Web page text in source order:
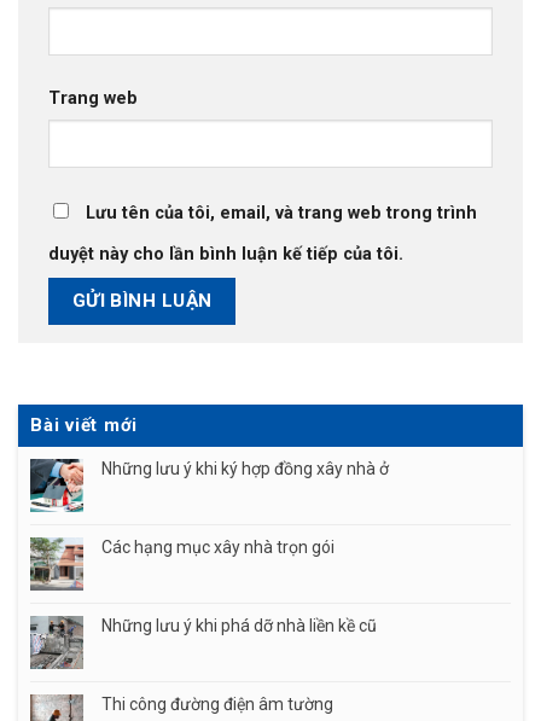
Trang web
Lưu tên của tôi, email, và trang web trong trình
duyệt này cho lần bình luận kế tiếp của tôi.
Bài viết mới
Những lưu ý khi ký hợp đồng xây nhà ở
Các hạng mục xây nhà trọn gói
Những lưu ý khi phá dỡ nhà liền kề cũ
Thi công đường điện âm tường